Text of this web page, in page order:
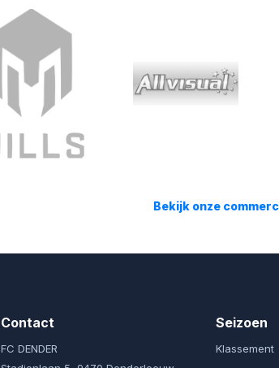
Bekijk onze
Contact
FC DENDER
Seizoen
Klassement